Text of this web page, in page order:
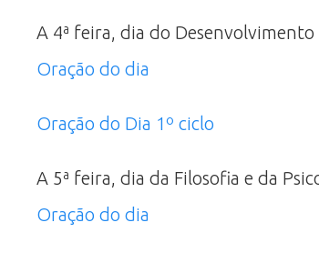
A 4ª feira, dia do
Oração do dia
Oração do Dia 1º ciclo
A 5ª feira, dia da Filosofia e da
Oração do dia